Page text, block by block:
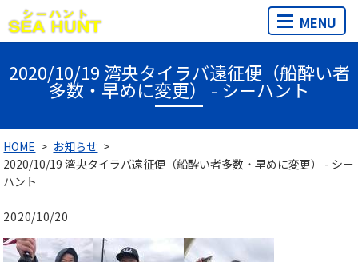
MENU
2020/10/19 湾央タイラバ遠征便（船酔い者
多数・早めに変更） - シーハント
HOME
お知らせ
2020/10/19 湾央タイラバ遠征便（船酔い者多数・早めに変更） - シー
ハント
2020/10/20